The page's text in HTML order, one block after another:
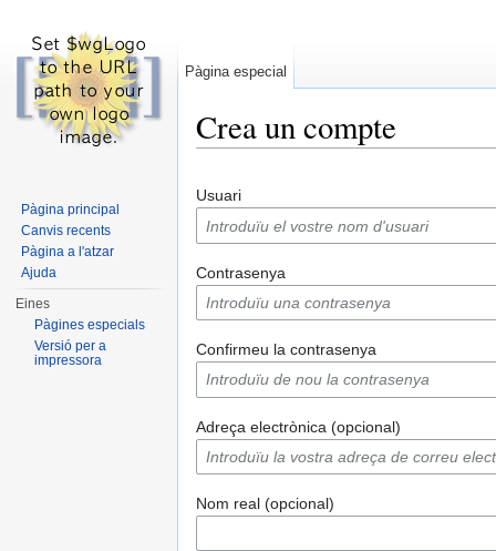
Crea un compte
Usuari
Contrasenya
Confirmeu la contrasenya
Adreça electrònica (opcional)
Nom real (opcional)
Pàgina especial
Pàgina principal
Canvis recents
Pàgina a l'atzar
Ajuda
Eines
Pàgines especials
Versió per a
impressora